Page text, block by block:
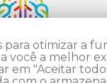
para otimizar a
você a melhor
em "Aceitar